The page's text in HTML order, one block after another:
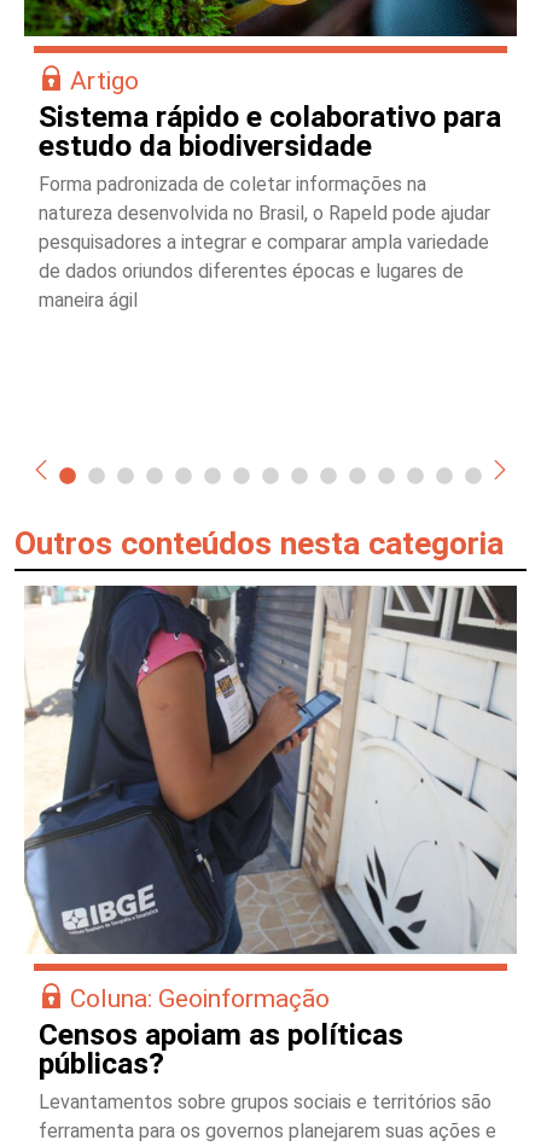
Artigo
Sistema rápido e colaborativo para
estudo da biodiversidade
Forma padronizada de coletar informações na
natureza desenvolvida no Brasil, o Rapeld pode ajudar
pesquisadores a integrar e comparar ampla variedade
de dados oriundos diferentes épocas e lugares de
maneira ágil
Outros conteúdos nesta categoria
Coluna: Geoinformação
Censos apoiam as políticas
públicas?
Levantamentos sobre grupos sociais e territórios são
ferramenta para os governos planejarem suas ações e